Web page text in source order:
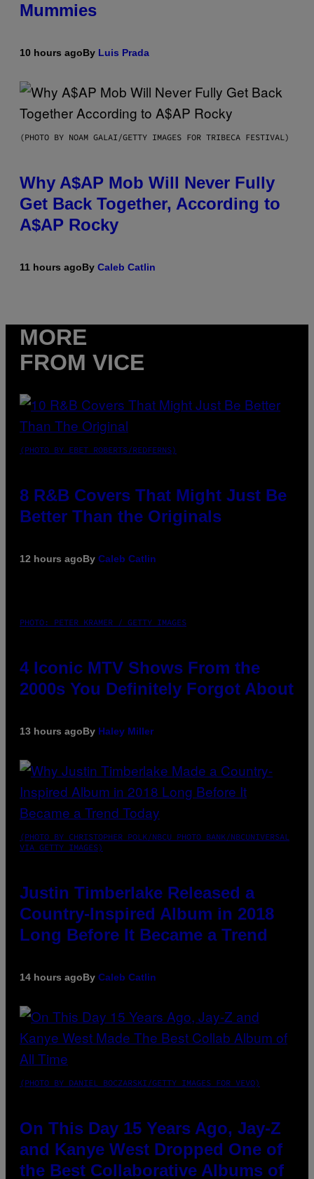
Mummies
10 hours agoBy Luis Prada
(PHOTO BY NOAM GALAI/GETTY IMAGES FOR TRIBECA FESTIVAL)
Why A$AP Mob Will Never Fully
Get Back Together, According to
A$AP Rocky
11 hours agoBy Caleb Catlin
MORE
FROM VICE
(PHOTO BY EBET ROBERTS/REDFERNS)
8 R&B Covers That Might Just Be
Better Than the Originals
12 hours agoBy Caleb Catlin
PHOTO: PETER KRAMER / GETTY IMAGES
4 Iconic MTV Shows From the
2000s You Definitely Forgot About
13 hours agoBy Haley Miller
(PHOTO BY CHRISTOPHER POLK/NBCU PHOTO BANK/NBCUNIVERSAL
VIA GETTY IMAGES)
Justin Timberlake Released a
Country-Inspired Album in 2018
Long Before It Became a Trend
14 hours agoBy Caleb Catlin
(PHOTO BY DANIEL BOCZARSKI/GETTY IMAGES FOR VEVO)
On This Day 15 Years Ago, Jay-Z
and Kanye West Dropped One of
the Best Collaborative Albums of